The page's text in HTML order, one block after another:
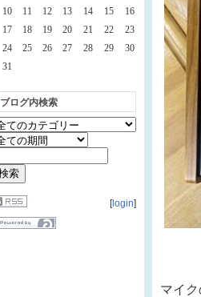
10
11 12 13 14 15
16
17
18 19 20 21 22
23
24
25 26 27 28 29
30
31
ブログ内検索
[login]
マイ